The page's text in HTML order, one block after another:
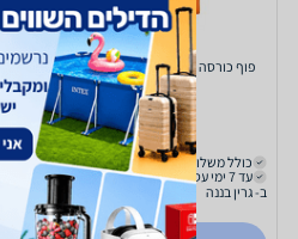
פוף כורסה ביג לונה בד קורדורה - ללא
הדום
979
₪
כולל משלוח (₪79)
עד 7 ימי עסקים
ב- גרין בננה